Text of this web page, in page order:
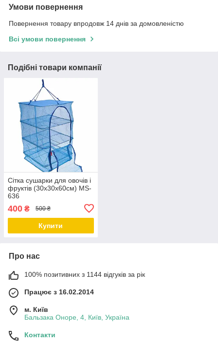
Умови повернення
Повернення товару впродовж 14 днів за домовленістю
Всі умови повернення
Подібні товари компанії
Сітка сушарки для овочів і
фруктів (30х30х60см) MS-
636
400 ₴ 500 ₴
Купити
Про нас
100% позитивних з 1144 відгуків за рік
Працює з 16.02.2014
м. Київ
Бальзака Оноре, 4, Київ, Україна
Контакти